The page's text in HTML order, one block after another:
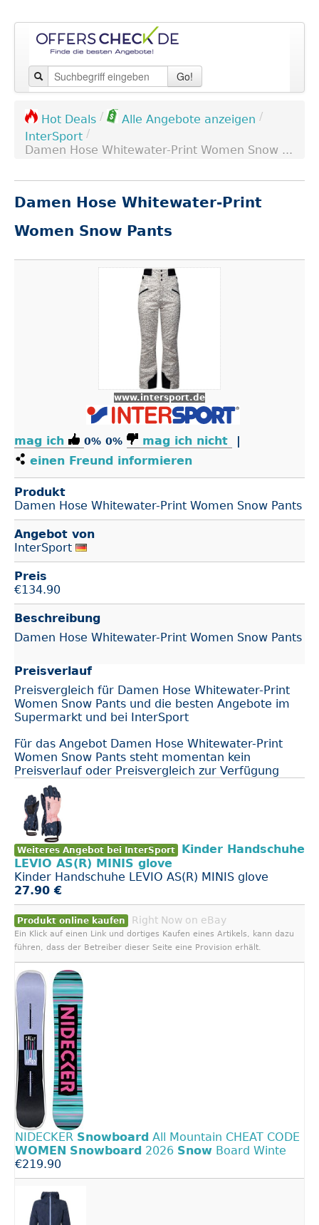
Go!
Hot Deals / Alle Angebote anzeigen /
InterSport /
Damen Hose Whitewater-Print Women Snow ...
Damen Hose Whitewater-Print
Women Snow Pants
www.intersport.de
mag ich 0% 0% mag ich nicht
|
einen Freund informieren
Produkt
Damen Hose Whitewater-Print Women Snow Pants
Angebot von
InterSport
Preis
€134.90
Beschreibung
Damen Hose Whitewater-Print Women Snow Pants
Preisverlauf
Preisvergleich für Damen Hose Whitewater-Print
Women Snow Pants und die besten Angebote im
Supermarkt und bei InterSport
Für das Angebot Damen Hose Whitewater-Print
Women Snow Pants steht momentan kein
Preisverlauf oder Preisvergleich zur Verfügung
Weiteres Angebot bei InterSport
Kinder Handschuhe
LEVIO AS(R) MINIS glove
Kinder Handschuhe LEVIO AS(R) MINIS glove
27.90 €
Produkt online kaufen Right Now on eBay
Ein Klick auf einen Link und dortiges Kaufen eines Artikels, kann dazu
führen, dass der Betreiber dieser Seite eine Provision erhält.
NIDECKER Snowboard All Mountain CHEAT CODE
WOMEN Snowboard 2026 Snow Board Winte
€219.90